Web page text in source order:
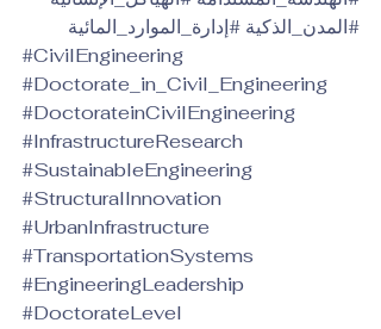
#المدن_الذكية #إدارة_الموارد_المائية
#CivilEngineering
#Doctorate_in_Civil_Engineering
#DoctorateinCivilEngineering
#InfrastructureResearch
#SustainableEngineering
#StructuralInnovation
#UrbanInfrastructure
#TransportationSystems
#EngineeringLeadership
#DoctorateLevel